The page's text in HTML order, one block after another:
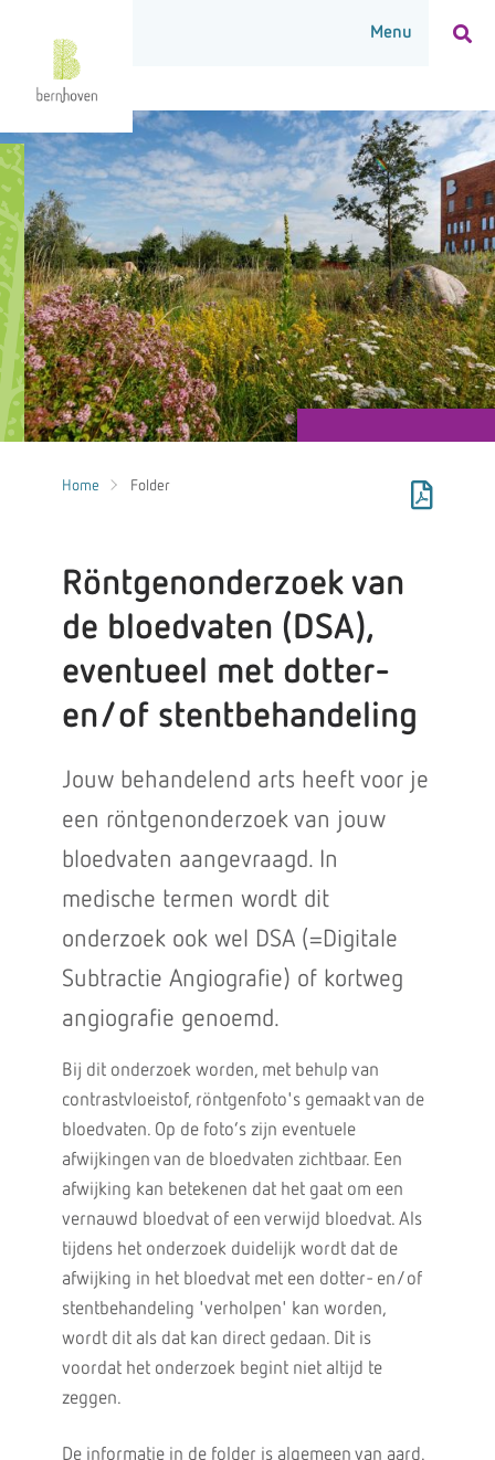
Home Folder
Röntgenonderzoek van
de bloedvaten (DSA),
eventueel met dotter-
en/of stentbehandeling
Jouw behandelend arts heeft voor je
een röntgenonderzoek van jouw
bloedvaten aangevraagd. In
medische termen wordt dit
onderzoek ook wel DSA (=Digitale
Subtractie Angiografie) of kortweg
angiografie genoemd.
Bij dit onderzoek worden, met behulp van
contrastvloeistof, röntgenfoto's gemaakt van de
bloedvaten. Op de foto’s zijn eventuele
afwijkingen van de bloedvaten zichtbaar. Een
afwijking kan betekenen dat het gaat om een
vernauwd bloedvat of een verwijd bloedvat. Als
tijdens het onderzoek duidelijk wordt dat de
afwijking in het bloedvat met een dotter- en/of
stentbehandeling 'verholpen' kan worden,
wordt dit als dat kan direct gedaan. Dit is
voordat het onderzoek begint niet altijd te
zeggen.
De informatie in de folder is algemeen van aard.